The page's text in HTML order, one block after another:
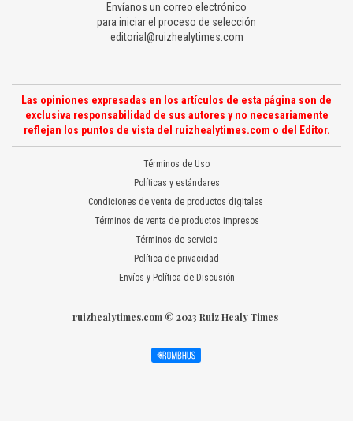
Envíanos un correo electrónico
para iniciar el proceso de selección
editorial@ruizhealytimes.com
Las opiniones expresadas en los artículos de esta página son de
exclusiva responsabilidad de sus autores y no necesariamente
reflejan los puntos de vista del ruizhealytimes.com o del Editor.
Términos de Uso
Políticas y estándares
Condiciones de venta de productos digitales
Términos de venta de productos impresos
Términos de servicio
Política de privacidad
Envíos y Política de Discusión
ruizhealytimes.com © 2023 Ruiz Healy Times